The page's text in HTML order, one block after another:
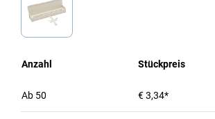
Anzahl Stückpreis
Ab 50 € 3,34*